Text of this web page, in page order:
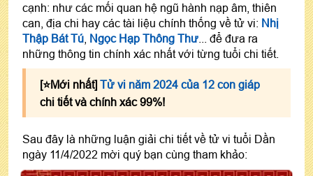
cạnh: như các mối quan hệ ngũ hành nạp âm, thiên
can, địa chi hay các tài liệu chính thống về tử vi: Nhị
Thập Bát Tú Ngọc Hạp Thông Thư ... để đưa ra
những thông tin chính xác nhất với từng tuổi chi tiết.
[⭐️Mới nhất] Tử vi năm 2024 của 12 con giáp
chi tiết và chính xác 99%!
Sau đây là những luận giải chi tiết về tử vi tuổi Dần
ngày 11/4/2022 mời quý bạn cùng tham khảo: